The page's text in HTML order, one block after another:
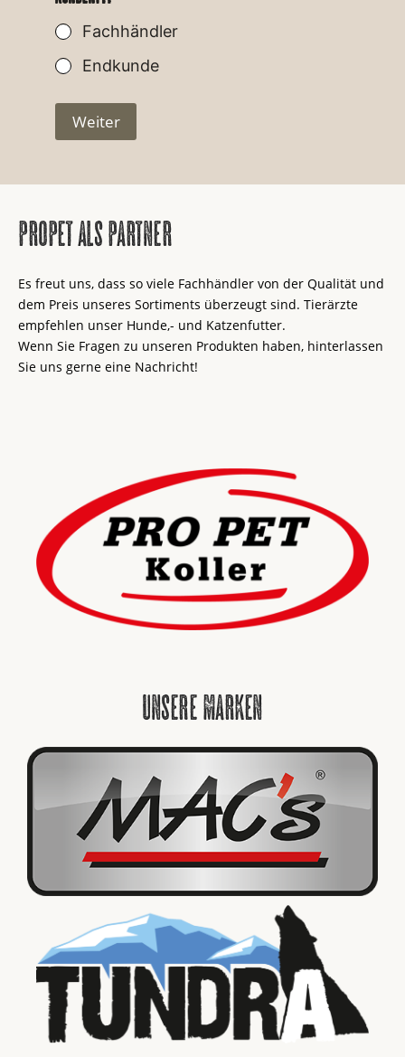
K
n
e
t
p
Fachhändler
Endkunde
Weiter
propet als partner
Es freut uns, dass so viele Fachhändler von der Qualität und
dem Preis unseres Sortiments überzeugt sind. Tierärzte
empfehlen unser Hunde,- und Katzenfutter.
Wenn Sie Fragen zu unseren Produkten haben, hinterlassen
Sie uns gerne eine Nachricht!
unsere marken